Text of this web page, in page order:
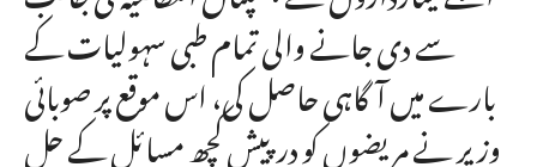
سے دی جانے والی تمام طبی سہولیات کے
بارے میں آگاہی حاصل کی، اس موقع پر صوبائی
وزیر نے مریضوں کو درپیش کچھ مسائل کے حل